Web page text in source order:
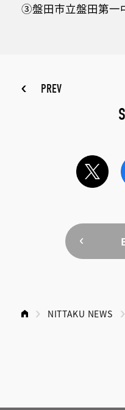
③盤田市立盤田第一
PREV
NITTAKU NEWS